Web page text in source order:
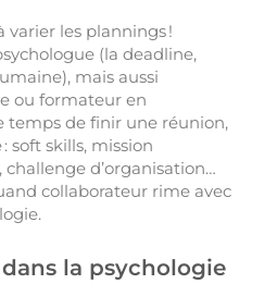
varier les plannings !
(la deadline,
mais aussi
ou formateur en
temps de finir une réunion,
soft skills, mission
d’organisation…
collaborateur rime avec
la psychologie